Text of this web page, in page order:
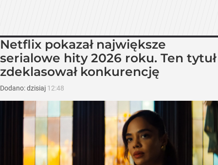
Netflix pokazał największe
serialowe hity 2026 roku. Ten tytuł
zdeklasował konkurencję
Dodano:dzisiaj 12:48